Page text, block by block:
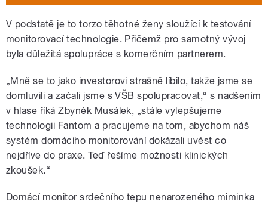
V podstatě je to torzo těhotné ženy sloužící k testování
monitorovací technologie. Přičemž pro samotný vývoj
byla důležitá spolupráce s komerčním partnerem.
„Mně se to jako investorovi strašně líbilo, takže jsme se
domluvili a začali jsme s VŠB spolupracovat,“ s nadšením
v hlase říká Zbyněk Musálek, „stále vylepšujeme
technologii Fantom a pracujeme na tom, abychom náš
systém domácího monitorování dokázali uvést co
nejdříve do praxe. Teď řešíme možnosti klinických
zkoušek.“
Domácí monitor srdečního tepu nenarozeného miminka